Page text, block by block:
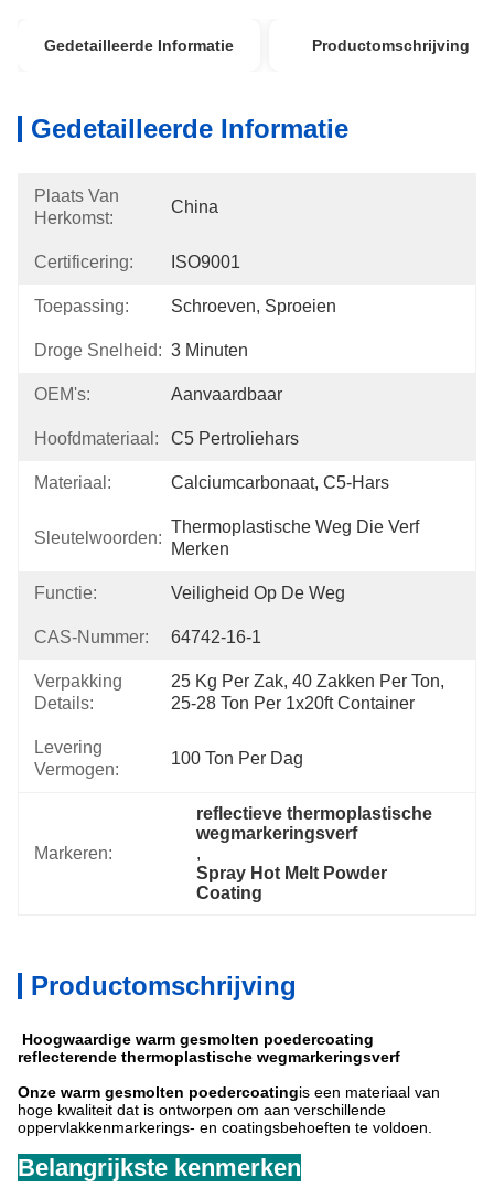
Gedetailleerde Informatie Productomschrijving
Gedetailleerde Informatie
Plaats Van
Herkomst:
China
Certificering: ISO9001
Toepassing: Schroeven, Sproeien
Droge Snelheid: 3 Minuten
OEM's: Aanvaardbaar
Hoofdmateriaal: C5 Pertroliehars
Materiaal: Calciumcarbonaat, C5-Hars
Sleutelwoorden:
Thermoplastische Weg Die Verf
Merken
Functie: Veiligheid Op De Weg
CAS-Nummer: 64742-16-1
Verpakking
Details:
25 Kg Per Zak, 40 Zakken Per Ton,
25-28 Ton Per 1x20ft Container
Levering
Vermogen:
100 Ton Per Dag
Markeren:
reflectieve thermoplastische
wegmarkeringsverf
,
Spray Hot Melt Powder
Coating
Productomschrijving
Hoogwaardige warm gesmolten poedercoating
reflecterende thermoplastische wegmarkeringsverf
Onze warm gesmolten poedercoatingis een materiaal van
hoge kwaliteit dat is ontworpen om aan verschillende
oppervlakkenmarkerings- en coatingsbehoeften te voldoen.
Belangrijkste kenmerken